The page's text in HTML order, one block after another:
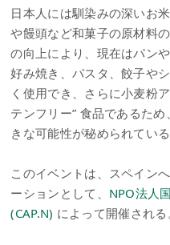
日本人には馴染みの深いお
や饅頭など和菓子の原材料
の向上により、現在はパン
好み焼き、パスタ、餃子や
く使用でき、さらに小麦粉
テンフリー” 食品であるた
きな可能性が秘められている
このイベントは、スペイン
ーションとして、 NPO法人
(CAP.N) によって開催される